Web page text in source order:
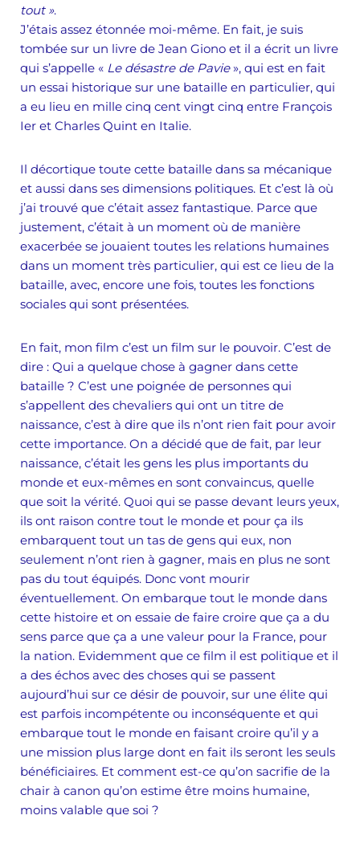
tout ».
J’étais assez étonnée moi-même. En fait, je suis
tombée sur un livre de Jean Giono et il a écrit un livre
qui s’appelle « Le désastre de Pavie», qui est en fait
un essai historique sur une bataille en particulier, qui
a eu lieu en mille cinq cent vingt cinq entre François
Ier et Charles Quint en Italie.
Il décortique toute cette bataille dans sa mécanique
et aussi dans ses dimensions politiques. Et c’est là où
j’ai trouvé que c’était assez fantastique. Parce que
justement, c’était à un moment où de manière
exacerbée se jouaient toutes les relations humaines
dans un moment très particulier, qui est ce lieu de la
bataille, avec, encore une fois, toutes les fonctions
sociales qui sont présentées.
En fait, mon film c’est un film sur le pouvoir. C’est de
dire : Qui a quelque chose à gagner dans cette
bataille ? C’est une poignée de personnes qui
s’appellent des chevaliers qui ont un titre de
naissance, c’est à dire que ils n’ont rien fait pour avoir
cette importance. On a décidé que de fait, par leur
naissance, c’était les gens les plus importants du
monde et eux-mêmes en sont convaincus, quelle
que soit la vérité. Quoi qui se passe devant leurs yeux,
ils ont raison contre tout le monde et pour ça ils
embarquent tout un tas de gens qui eux, non
seulement n’ont rien à gagner, mais en plus ne sont
pas du tout équipés. Donc vont mourir
éventuellement. On embarque tout le monde dans
cette histoire et on essaie de faire croire que ça a du
sens parce que ça a une valeur pour la France, pour
la nation. Evidemment que ce film il est politique et il
a des échos avec des choses qui se passent
aujourd’hui sur ce désir de pouvoir, sur une élite qui
est parfois incompétente ou inconséquente et qui
embarque tout le monde en faisant croire qu’il y a
une mission plus large dont en fait ils seront les seuls
bénéficiaires. Et comment est-ce qu’on sacrifie de la
chair à canon qu’on estime être moins humaine,
moins valable que soi ?